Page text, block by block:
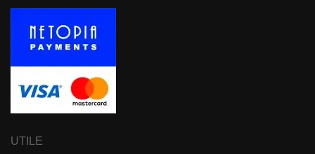
UTILE